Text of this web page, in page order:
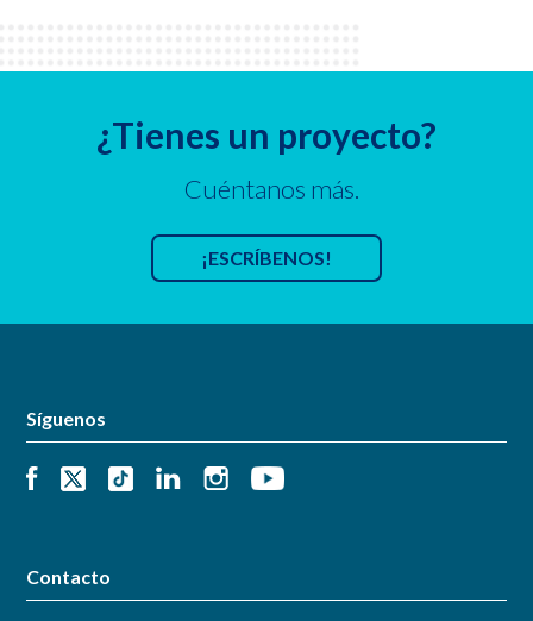
¿Tienes un proyecto?
Cuéntanos más.
¡ESCRÍBENOS!
Síguenos
Contacto